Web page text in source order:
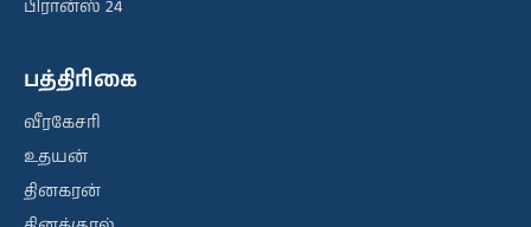
பிரான்ஸ் 24
பத்திரிகை
வீரகேசரி
உதயன்
தினகரன்